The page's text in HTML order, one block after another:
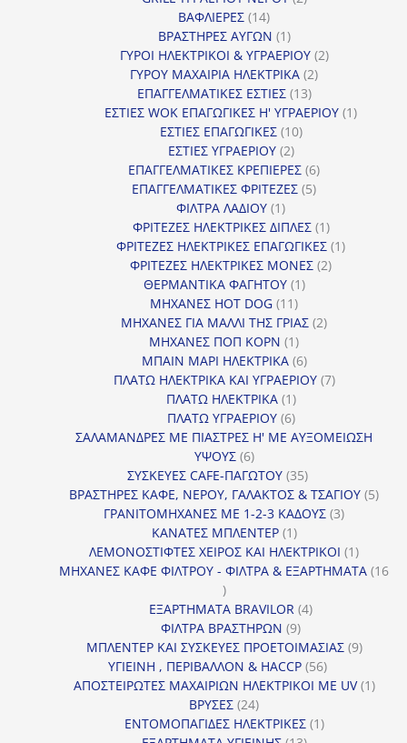
ΒΑΦΛΙΕΡΕΣ 1414
προϊόντα
ΒΡΑΣΤΗΡΕΣ ΑΥΓΩΝ 11
προϊόν
ΓΥΡΟΙ ΗΛΕΚΤΡΙΚΟΙ & ΥΓΡΑΕΡΙΟΥ 22
ΓΥΡΟΥ ΜΑΧΑΙΡΙΑ ΗΛΕΚΤΡΙΚΑ 22
ΕΠΑΓΓΕΛΜΑΤΙΚΕΣ ΕΣΤΙΕΣ 1313
προϊόντα
ΕΣΤΙΕΣ WOK ΕΠΑΓΩΓΙΚΕΣ Η' ΥΓΡΑΕΡΙΟΥ 11
ΕΣΤΙΕΣ ΕΠΑΓΩΓΙΚΕΣ 1010
ΕΣΤΙΕΣ ΥΓΡΑΕΡΙΟΥ 22
προϊόντα
ΕΠΑΓΓΕΛΜΑΤΙΚΕΣ ΚΡΕΠΙΕΡΕΣ 66
προϊόντα
ΕΠΑΓΓΕΛΜΑΤΙΚΕΣ ΦΡΙΤΕΖΕΣ 55
ΦΙΛΤΡΑ ΛΑΔΙΟΥ 11
προϊόν
ΦΡΙΤΕΖΕΣ ΗΛΕΚΤΡΙΚΕΣ ΔΙΠΛΕΣ 11
προϊόν
ΦΡΙΤΕΖΕΣ ΗΛΕΚΤΡΙΚΕΣ ΕΠΑΓΩΓΙΚΕΣ 11
ΦΡΙΤΕΖΕΣ ΗΛΕΚΤΡΙΚΕΣ ΜΟΝΕΣ 22
ΘΕΡΜΑΝΤΙΚΑ ΦΑΓΗΤΟΥ 11
ΜΗΧΑΝΕΣ HOT DOG 1111
προϊόντα
ΜΗΧΑΝΕΣ ΓΙΑ ΜΑΛΛΙ ΤΗΣ ΓΡΙΑΣ 22
ΜΗΧΑΝΕΣ ΠΟΠ ΚΟΡΝ 11
προϊόν
ΜΠΑΙΝ ΜΑΡΙ ΗΛΕΚΤΡΙΚΑ 66
προϊόντα
ΠΛΑΤΩ ΗΛΕΚΤΡΙΚΑ ΚΑΙ ΥΓΡΑΕΡΙΟΥ 77
ΠΛΑΤΩ ΗΛΕΚΤΡΙΚΑ 11
προϊόν
ΠΛΑΤΩ ΥΓΡΑΕΡΙΟΥ 66
προϊόντα
ΣΑΛΑΜΑΝΔΡΕΣ ΜΕ ΠΙΑΣΤΡΕΣ Η' ΜΕ ΑΥΞΟΜΕΙΩΣΗ
ΥΨΟΥΣ 66
προϊόντα
ΣΥΣΚΕΥΕΣ CAFE-ΠΑΓΩΤΟΥ 3535
προϊόντα
ΒΡΑΣΤΗΡΕΣ ΚΑΦΕ, ΝΕΡΟΥ, ΓΑΛΑΚΤΟΣ & ΤΣΑΓΙΟΥ 55
ΓΡΑΝΙΤΟΜΗΧΑΝΕΣ ΜΕ 1-2-3 ΚΑΔΟΥΣ 33
ΚΑΝΑΤΕΣ ΜΠΛΕΝΤΕΡ 11
προϊόν
ΛΕΜΟΝΟΣΤΙΦΤΕΣ ΧΕΙΡΟΣ ΚΑΙ ΗΛΕΚΤΡΙΚΟΙ 11
προϊόν
ΜΗΧΑΝΕΣ ΚΑΦΕ ΦΙΛΤΡΟΥ - ΦΙΛΤΡΑ & ΕΞΑΡΤΗΜΑΤΑ 16
16
προϊόντα
ΕΞΑΡΤΗΜΑΤΑ BRAVILOR 44
ΦΙΛΤΡΑ ΒΡΑΣΤΗΡΩΝ 99
προϊόντα
ΜΠΛΕΝΤΕΡ ΚΑΙ ΣΥΣΚΕΥΕΣ ΠΡΟΕΤΟΙΜΑΣΙΑΣ 99
ΥΓΙΕΙΝΗ , ΠΕΡΙΒΑΛΛΟΝ & HACCP 5656
προϊόντα
ΑΠΟΣΤΕΙΡΩΤΕΣ ΜΑΧΑΙΡΙΩΝ ΗΛΕΚΤΡΙΚΟΙ ΜΕ UV 11
ΒΡΥΣΕΣ 2424
προϊόντα
ΕΝΤΟΜΟΠΑΓΙΔΕΣ ΗΛΕΚΤΡΙΚΕΣ 11